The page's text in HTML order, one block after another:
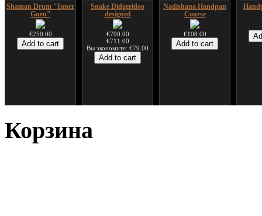
Shaman Drum "Inner
Guru"
€250.00
Snake Didgeridoo
designed
€790.00
€711.00
Вы экономите: €79.00
Nadishana Handpan
Course
€108.00
€75.00
Корзина